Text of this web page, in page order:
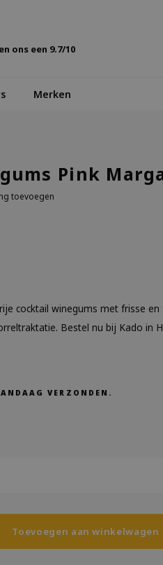
ons een 9.7/10
Merken
Pink
toevoegen
cocktail winegums met frisse
Bestel nu bij Kado in
VERZONDEN.
Toevoegen aan winkelwagen